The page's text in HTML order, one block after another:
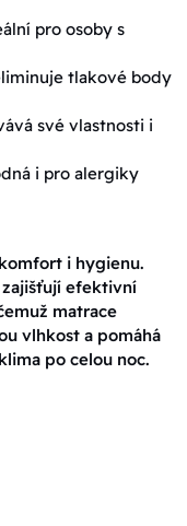
pro osoby s
tlakové body
své vlastnosti i
i pro alergiky
i hygienu.
efektivní
matrace
vlhkost a pomáhá
po celou noc.